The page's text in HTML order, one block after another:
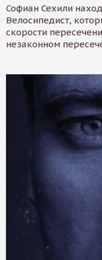
Софиан Сехили
Велосипедист,
скорости
незаконном